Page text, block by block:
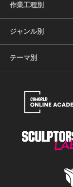
作業工程別
ジャンル別
テーマ別